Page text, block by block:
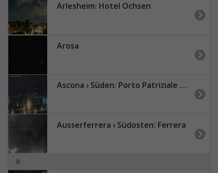
Arlesheim: Hotel Ochsen
Arosa
Ascona › Süden: Porto Patriziale Ascona - Gambarogno - Langensee
Ausserferrera › Südosten: Ferrera
B